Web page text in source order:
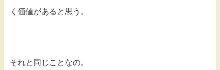
く価値があると思う。
それと同じことなの。